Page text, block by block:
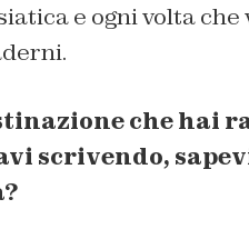
e ogni volta
che hai
scrivendo,